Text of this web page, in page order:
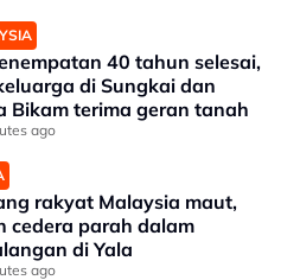
40 tahun selesai,
di Sungkai dan
Bikam terima geran tanah
ago
rakyat Malaysia maut,
cedera parah dalam
di Yala
ago